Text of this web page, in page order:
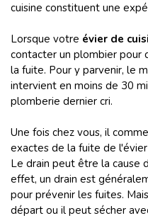
cuisine constituent une
Lorsque votre évier de
contacter un plombier pour
la fuite. Pour y parvenir, le
intervient en moins de 30
plomberie dernier cri.
Une fois chez vous, il
exactes de la fuite de
Le drain peut être la cause
effet, un drain est
pour prévenir les fuites.
départ ou il peut sécher